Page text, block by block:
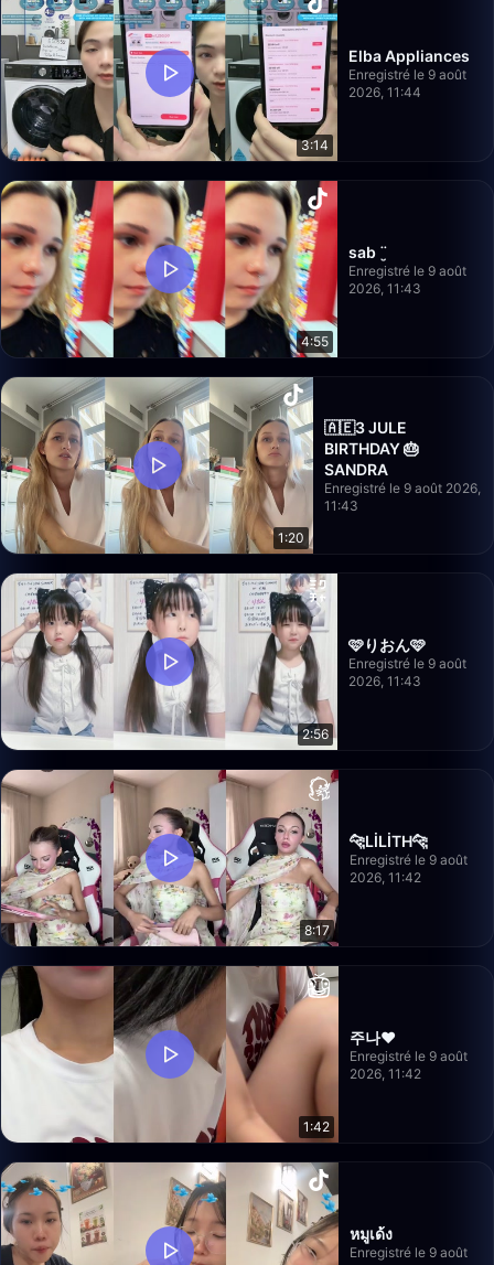
3:14
Elba Appliances
Enregistré le 9 août
2026, 11:44
4:55
sab ¨̮
Enregistré le 9 août
2026, 11:43
1:20
🇦🇪3 JULE
BIRTHDAY 🎂
SANDRA
Enregistré le 9 août 2026,
11:43
2:56
🩷りおん🩷
Enregistré le 9 août
2026, 11:43
8:17
🐆LİLİTH🐆
Enregistré le 9 août
2026, 11:42
1:42
주나♥
Enregistré le 9 août
2026, 11:42
หมูเด้ง
Enregistré le 9 août